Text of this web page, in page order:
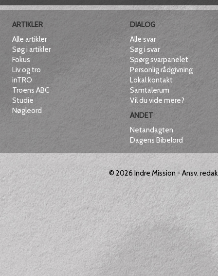
ARTIKLER
Alle artikler
Søg i artikler
Fokus
Liv og tro
inTRO
Troens ABC
Studie
Nøgleord
DIALOG
Alle svar
Søg i svar
Spørg svarpanelet
Personlig rådgivning
Lokal kontakt
Samtalerum
Vil du vide mere?
ANDET
Netandagten
Dagens Bibelord
© 2026 Indre Mission - Ansv.